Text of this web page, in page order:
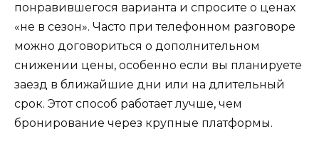
понравившегося варианта и спросите о ценах
«не в сезон». Часто при телефонном разговоре
можно договориться о дополнительном
снижении цены, особенно если вы планируете
заезд в ближайшие дни или на длительный
срок. Этот способ работает лучше, чем
бронирование через крупные платформы.